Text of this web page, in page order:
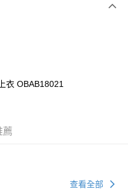
衣 OBAB18021
薦
查看全部